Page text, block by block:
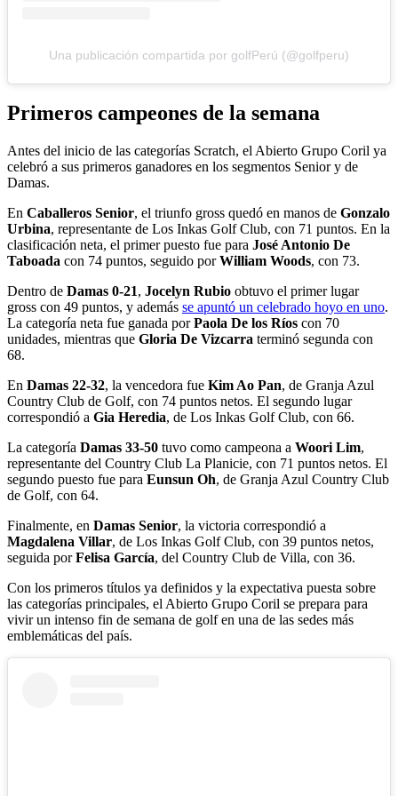
Una publicación compartida por golfPerú (@golfperu)
Primeros campeones de la semana
Antes del inicio de las categorías Scratch, el Abierto Grupo Coril ya
celebró a sus primeros ganadores en los segmentos Senior y de
Damas.
En Caballeros Senior, el triunfo gross quedó en manos de Gonzalo
Urbina, representante de Los Inkas Golf Club, con 71 puntos. En la
clasificación neta, el primer puesto fue para José Antonio De
Taboada con 74 puntos, seguido porWilliam Woods, con 73.
Dentro de Damas 0-21, Jocelyn Rubio obtuvo el primer lugar
gross con 49 puntos, y además se apuntó un celebrado hoyo en uno.
La categoría neta fue ganada porPaola De los Ríos con 70
unidades, mientras que Gloria De Vizcarra terminó segunda con
68.
En Damas 22-32, la vencedora fue Kim Ao Pan, de Granja Azul
Country Club de Golf, con 74 puntos netos. El segundo lugar
correspondió a Gia Heredia, de Los Inkas Golf Club, con 66.
La categoría Damas 33-50 tuvo como campeona a Woori Lim,
representante del Country Club La Planicie, con 71 puntos netos. El
segundo puesto fue para Eunsun Oh, de Granja Azul Country Club
de Golf, con 64.
Finalmente, en Damas Senior, la victoria correspondió a
Magdalena Villar, de Los Inkas Golf Club, con 39 puntos netos,
seguida porFelisa García, del Country Club de Villa, con 36.
Con los primeros títulos ya definidos y la expectativa puesta sobre
las categorías principales, el Abierto Grupo Coril se prepara para
vivir un intenso fin de semana de golf en una de las sedes más
emblemáticas del país.